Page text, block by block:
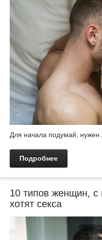
Для начала подумай, нужен
Подробнее
10 типов женщин,
хотят секса